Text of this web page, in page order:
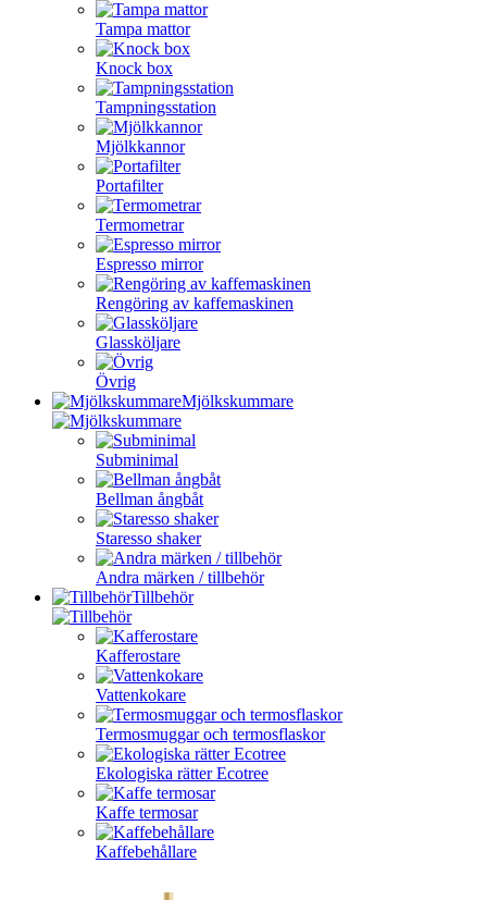
Tampa mattor
Knock box
Tampningsstation
Mjölkkannor
Portafilter
Termometrar
Espresso mirror
Rengöring av kaffemaskinen
Glassköljare
Övrig
Mjölkskummare
Subminimal
Bellman ångbåt
Staresso shaker
Andra märken / tillbehör
Tillbehör
Kafferostare
Vattenkokare
Termosmuggar och termosflaskor
Ekologiska rätter Ecotree
Kaffe termosar
Kaffebehållare